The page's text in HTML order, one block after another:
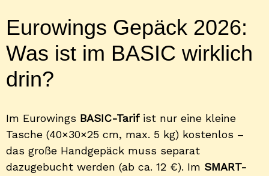
Eurowings Gepäck 2026:
Was ist im BASIC wirklich
drin?
Im Eurowings BASIC-Tarifist nur eine kleine
Tasche (40×30×25 cm, max. 5 kg) kostenlos –
das große Handgepäck muss separat
dazugebucht werden (ab ca. 12 €). Im SMART-